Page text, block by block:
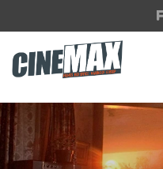
Saltar para o conteúdo